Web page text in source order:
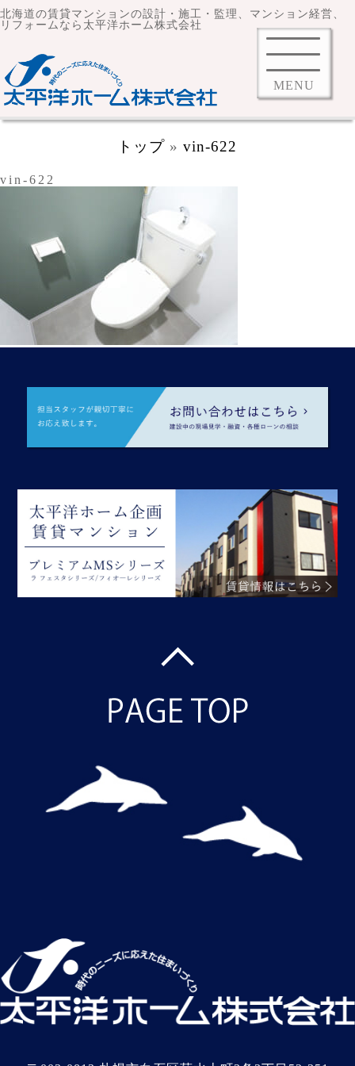
北海道の賃貸マンションの設計・施工・監理、マンション経営、
リフォームなら太平洋ホーム株式会社
MENU
トップ »vin-622
vin-622